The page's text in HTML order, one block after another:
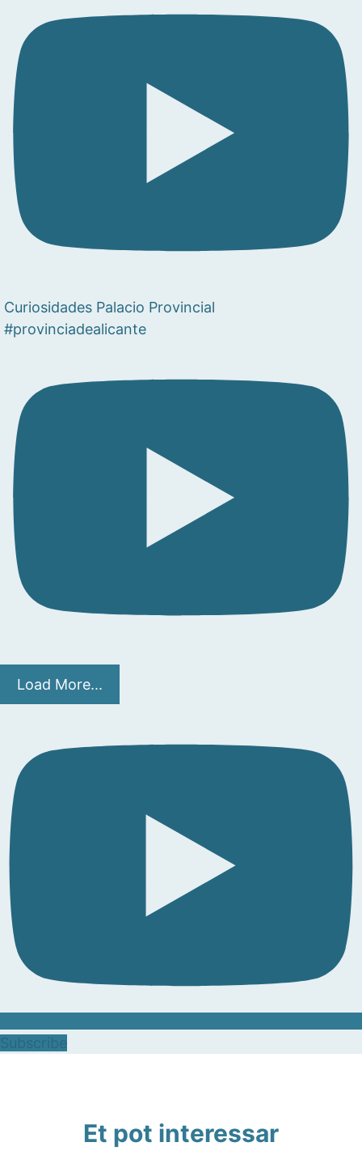
Curiosidades Palacio Provincial
#provinciadealicante
Load More...
Et pot interessar